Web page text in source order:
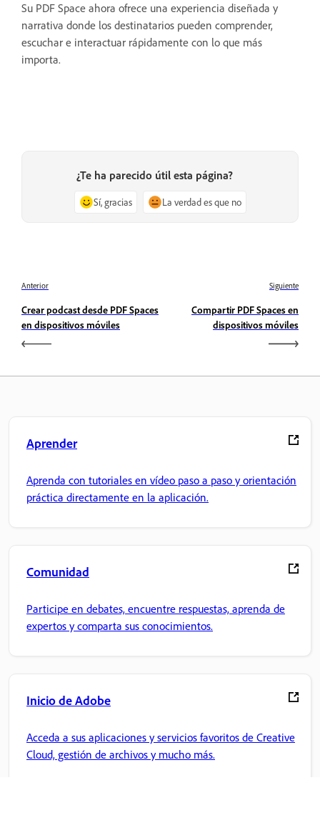
Su PDF Space ahora ofrece una experiencia diseñada y
narrativa donde los destinatarios pueden comprender,
escuchar e interactuar rápidamente con lo que más
importa.
¿Te ha parecido útil esta página?
Sí, gracias La verdad es que no
Anterior
Crear podcast desde PDF Spaces
en dispositivos móviles
Siguiente
Compartir PDF Spaces en
dispositivos móviles
Aprender
Aprenda con tutoriales en vídeo paso a paso y orientación
práctica directamente en la aplicación.
Comunidad
Participe en debates, encuentre respuestas, aprenda de
expertos y comparta sus conocimientos.
Inicio de Adobe
Acceda a sus aplicaciones y servicios favoritos de Creative
Cloud, gestión de archivos y mucho más.